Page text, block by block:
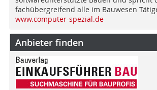
fachübergreifend alle im Bauwesen
www.computer-spezial.de
Anbieter finden